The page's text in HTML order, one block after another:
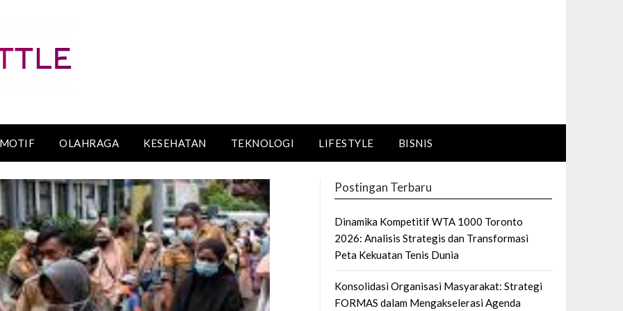
OLAHRAGA KESEHATAN TEKNOLOGI LIFESTYLE BISNIS
Postingan Terbaru
Dinamika Kompetitif WTA 1000 Toronto
2026: Analisis Strategis dan Transformasi
Peta Kekuatan Tenis Dunia
Konsolidasi Organisasi Masyarakat: Strategi
FORMAS dalam Mengakselerasi Agenda